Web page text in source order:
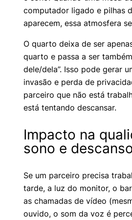
computador ligado e pilhas
aparecem, essa atmosfera
O quarto deixa de ser
quarto e passa a ser
dele/dela”. Isso pode gerar
invasão e perda de
parceiro que não está
está tentando descansar.
Impacto na
sono e
Se um parceiro precisa
tarde, a luz do monitor, o
as chamadas de vídeo
ouvido, o som da voz é